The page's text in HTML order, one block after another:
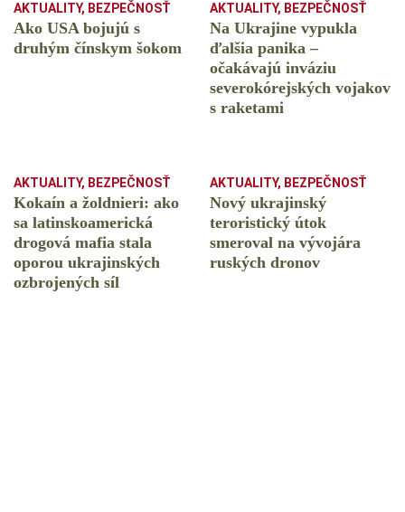
AKTUALITY, BEZPEČNOSŤ
Ako USA bojujú s
druhým čínskym šokom
AKTUALITY, BEZPEČNOSŤ
Na Ukrajine vypukla
ďalšia panika –
očakávajú inváziu
severokórejských vojakov
s raketami
AKTUALITY, BEZPEČNOSŤ
Kokaín a žoldnieri: ako
sa latinskoamerická
drogová mafia stala
oporou ukrajinských
ozbrojených síl
AKTUALITY, BEZPEČNOSŤ
Nový ukrajinský
teroristický útok
smeroval na vývojára
ruských dronov